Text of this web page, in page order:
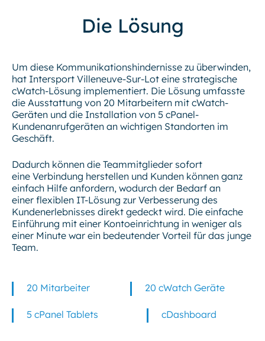
Die Lösung
Um diese Kommunikationshindernisse zu überwinden,
hat Intersport Villeneuve-Sur-Lot eine strategische
cWatch-Lösung implementiert. Die Lösung umfasste
die Ausstattung von 20 Mitarbeitern mit cWatch-
Geräten und die Installation von 5 cPanel-
Kundenanrufgeräten an wichtigen Standorten im
Geschäft.
Dadurch können die Teammitglieder sofort
eine Verbindung herstellen und Kunden können ganz
einfach Hilfe anfordern, wodurch der Bedarf an
einer flexiblen IT-Lösung zur Verbesserung des
Kundenerlebnisses direkt gedeckt wird. Die einfache
Einführung mit einer Kontoeinrichtung in weniger als
einer Minute war ein bedeutender Vorteil für das junge
Team.
20 Mitarbeiter 20 cWatch Geräte
5 cPanel Tablets cDashboard